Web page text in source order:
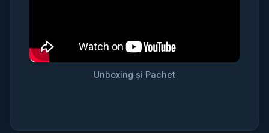
Unboxing și Pachet